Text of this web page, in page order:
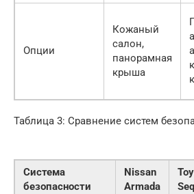
Опции
Кожаный
салон,
панорамная
крыша
Таблица 3: Сравнение систем
Система
безопасности
Nissan
Armada